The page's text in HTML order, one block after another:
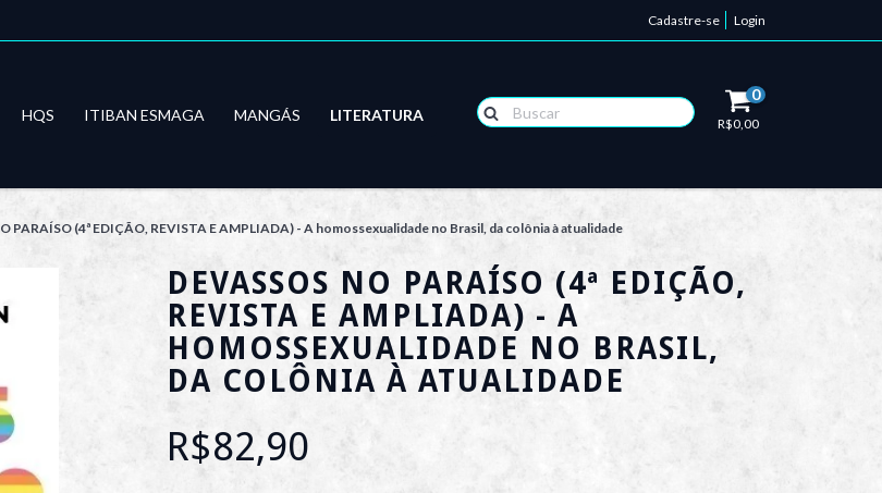
Cadastre-se Login
HQS ITIBAN ESMAGA MANGÁS LITERATURA
0
R$0,00
PARAÍSO (4ª EDIÇÃO, REVISTA E AMPLIADA) - A homossexualidade no Brasil, da colônia à atualidade
DEVASSOS NO PARAÍSO (4ª EDIÇÃO,
REVISTA E AMPLIADA) - A
HOMOSSEXUALIDADE NO BRASIL,
DA COLÔNIA À ATUALIDADE
R$82,90